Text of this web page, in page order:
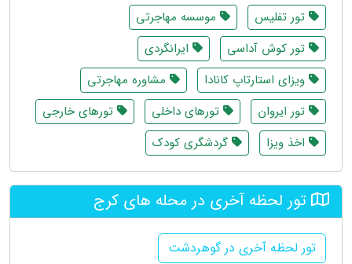
تور تفلیس
موسسه مهاجرتی
تور کوش آداسی
ایرانگردی
ویزای استارتاپ کانادا
مشاوره مهاجرتی
تور ایروان
تورهای داخلی
تورهای خارجی
اخذ ویزا
گردشگری کودک
تور لحظه آخری در محله های کرج
تور لحظه آخری در گوهردشت